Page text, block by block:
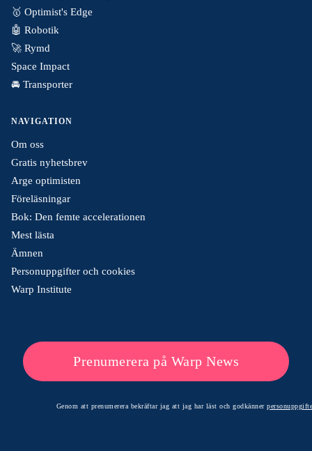
🥇 Optimist's Edge
🤖 Robotik
🚀 Rymd
Space Impact
🚘 Transporter
NAVIGATION
Om oss
Gratis nyhetsbrev
Arge optimisten
Föreläsningar
Bok: Den femte accelerationen
Mest lästa
Ämnen
Personuppgifter och cookies
Warp Institute
Prenumerera på Warp News
Genom att prenumerera bekräftar jag att jag har läst och godkänner